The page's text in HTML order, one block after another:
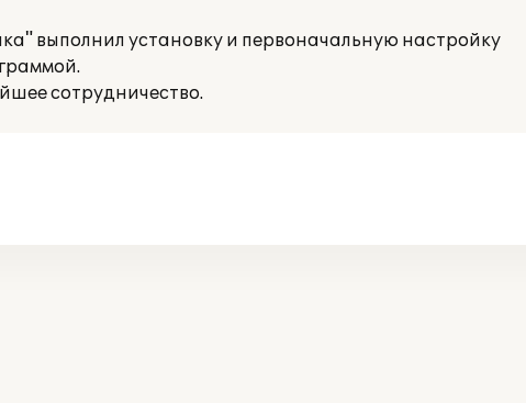
выполнил установку и первоначальную настройку
сотрудничество.